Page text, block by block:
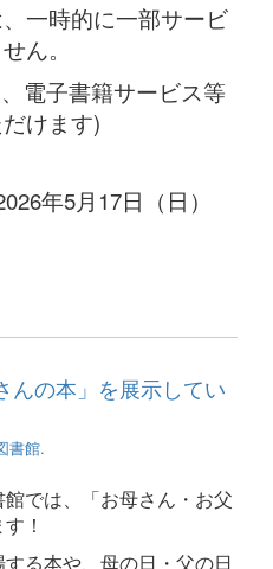
一時的に一部サービ
ん。
電子書籍サービス等
けます)
年5月17日（日）
んの本」を展示してい
書館.
では、「お母さん・お父
！
る本や、母の日・父の日